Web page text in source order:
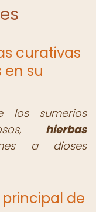
curativas
en su
los sumerios
hierbas
a dioses
principal de